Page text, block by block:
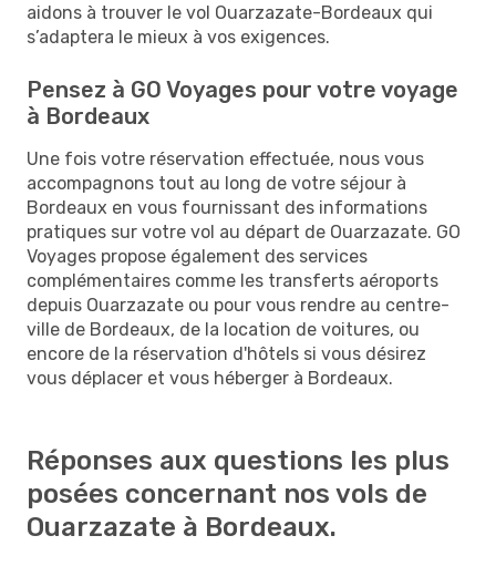
aidons à trouver le vol Ouarzazate-Bordeaux qui
s’adaptera le mieux à vos exigences.
Pensez à GO Voyages pour votre voyage
à Bordeaux
Une fois votre réservation effectuée, nous vous
accompagnons tout au long de votre séjour à
Bordeaux en vous fournissant des informations
pratiques sur votre vol au départ de Ouarzazate. GO
Voyages propose également des services
complémentaires comme les transferts aéroports
depuis Ouarzazate ou pour vous rendre au centre-
ville de Bordeaux, de la location de voitures, ou
encore de la réservation d'hôtels si vous désirez
vous déplacer et vous héberger à Bordeaux.
Réponses aux questions les plus
posées concernant nos vols de
Ouarzazate à Bordeaux.